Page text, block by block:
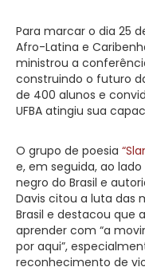
Para marcar o dia 25
Afro-Latina e
ministrou a
construindo o futuro
de 400 alunos e
UFBA atingiu sua
O grupo de poesia
e, em seguida, ao
negro do Brasil e
Davis citou a luta das
Brasil e destacou
aprender com “a
por aqui”,
reconhecimento de